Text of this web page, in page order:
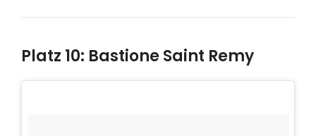
Platz 10: Bastione Saint Remy